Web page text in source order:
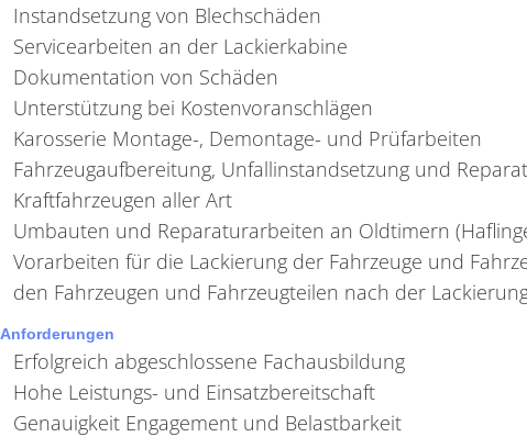
Instandsetzung von Blechschäden
Servicearbeiten an der Lackierkabine
Dokumentation von Schäden
Unterstützung bei Kostenvoranschlägen
Karosserie Montage-, Demontage- und Prüfarbeiten
Fahrzeugaufbereitung, Unfallinstandsetzung und
Kraftfahrzeugen aller Art
Umbauten und Reparaturarbeiten an Oldtimern
Vorarbeiten für die Lackierung der Fahrzeuge und
den Fahrzeugen und Fahrzeugteilen nach der
Anforderungen
Erfolgreich abgeschlossene Fachausbildung
Hohe Leistungs- und Einsatzbereitschaft
Genauigkeit Engagement und Belastbarkeit